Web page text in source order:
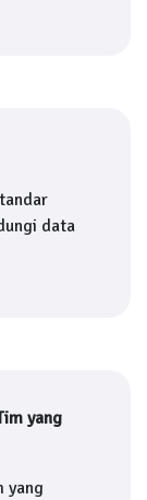
data
yang
yang